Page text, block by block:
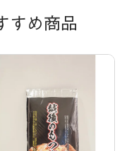
すめ商品